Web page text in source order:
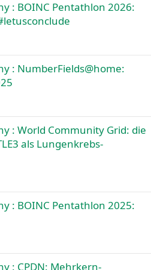
: BOINC Pentathlon 2026:
: NumberFields@home:
: World Community Grid: die
als Lungenkrebs-
: BOINC Pentathlon 2025:
: CPDN: Mehrkern-